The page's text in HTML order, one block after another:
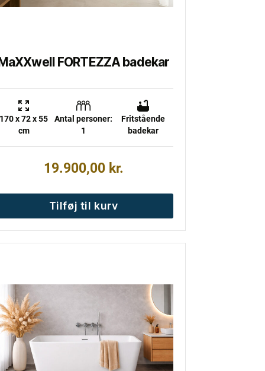
FORTEZZA badekar
170 x 72 x 55
cm
Antal personer:
1
Fritstående
badekar
19.900,00 kr.
Tilføj til kurv